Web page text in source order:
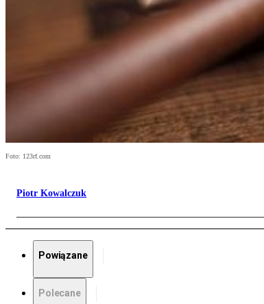
Foto: 123rf.com
Piotr Kowalczuk
Powiązane
Polecane